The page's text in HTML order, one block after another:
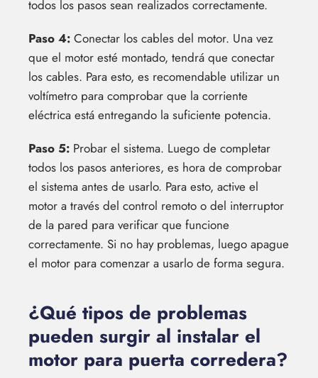
todos los pasos sean realizados correctamente.
Paso 4: Conectar los cables del motor. Una vez
que el motor esté montado, tendrá que conectar
los cables. Para esto, es recomendable utilizar un
voltímetro para comprobar que la corriente
eléctrica está entregando la suficiente potencia.
Paso 5: Probar el sistema. Luego de completar
todos los pasos anteriores, es hora de comprobar
el sistema antes de usarlo. Para esto, active el
motor a través del control remoto o del interruptor
de la pared para verificar que funcione
correctamente. Si no hay problemas, luego apague
el motor para comenzar a usarlo de forma segura.
¿Qué tipos de problemas
pueden surgir al instalar el
motor para puerta corredera?